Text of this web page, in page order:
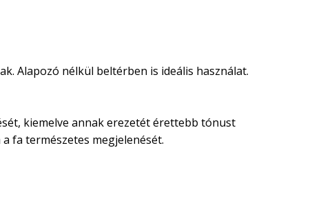
Alapozó nélkül beltérben is ideális használat.
kiemelve annak erezetét érettebb tónust
fa természetes megjelenését.